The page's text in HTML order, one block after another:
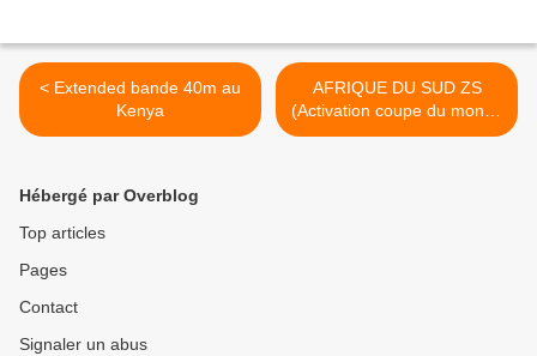
< Extended bande 40m au
Kenya
AFRIQUE DU SUD ZS
(Activation coupe du monde
FOOT-BALL >
Hébergé par Overblog
Top articles
Pages
Contact
Signaler un abus